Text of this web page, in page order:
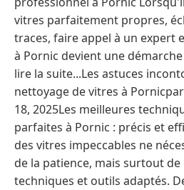
vitres parfaitement propres,
traces, faire appel à un expert
à Pornic devient une
lire la suite...Les astuces
nettoyage de vitres à
18, 2025Les meilleures
parfaites à Pornic : précis et
des vitres impeccables ne
de la patience, mais surtout
techniques et outils adaptés.